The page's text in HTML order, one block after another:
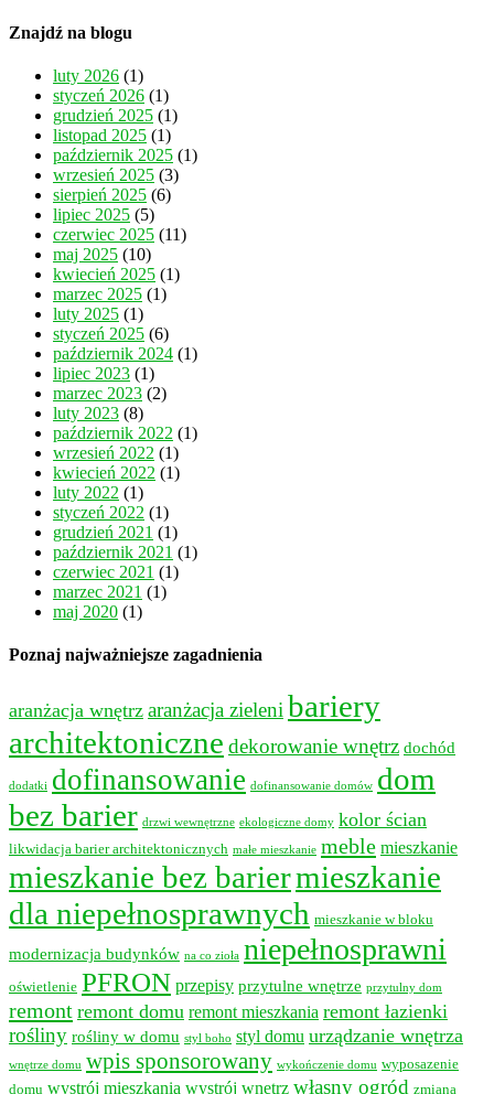
Znajdź na blogu
luty 2026 (1)
styczeń 2026 (1)
grudzień 2025 (1)
listopad 2025 (1)
październik 2025 (1)
wrzesień 2025 (3)
sierpień 2025 (6)
lipiec 2025 (5)
czerwiec 2025 (11)
maj 2025 (10)
kwiecień 2025 (1)
marzec 2025 (1)
luty 2025 (1)
styczeń 2025 (6)
październik 2024 (1)
lipiec 2023 (1)
marzec 2023 (2)
luty 2023 (8)
październik 2022 (1)
wrzesień 2022 (1)
kwiecień 2022 (1)
luty 2022 (1)
styczeń 2022 (1)
grudzień 2021 (1)
październik 2021 (1)
czerwiec 2021 (1)
marzec 2021 (1)
maj 2020 (1)
Poznaj najważniejsze zagadnienia
aranżacja wnętrz aranżacja zieleni bariery
architektoniczne dekorowanie wnętrz dochód
dodatki dofinansowanie dofinansowanie domów dom
bez barier drzwi wewnętrzne ekologiczne domy kolor ścian
likwidacja barier architektonicznych małe mieszkanie meble mieszkanie
mieszkanie bez bariermieszkanie
dla niepełnosprawnych mieszkanie w bloku
modernizacja budynków na co zioła niepełnosprawni
oświetlenie PFRON przepisy przytulne wnętrze przytulny dom
remont remont domu remont mieszkania remont łazienki
rośliny rośliny w domu styl boho styl domu urządzanie wnętrza
wnętrze domu wpis sponsorowany wykończenie domu wyposazenie
domu wystrój mieszkania wystrój wnętrz własny ogród zmiana